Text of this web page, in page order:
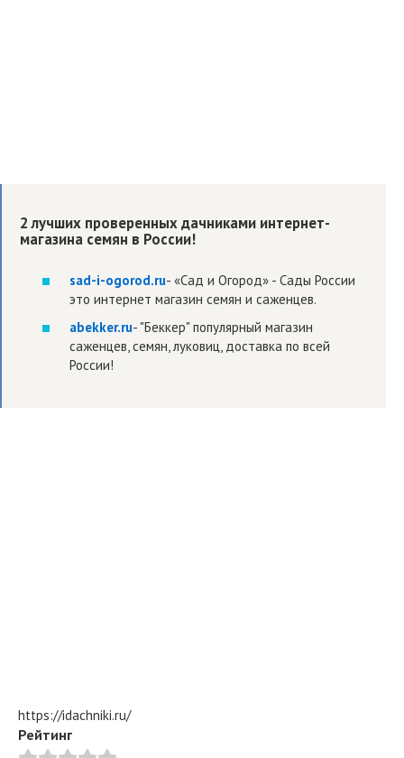
2 лучших проверенных дачниками интернет-
магазина семян в России!
sad-i-ogorod.ru- «Сад и Огород» - Сады России
это интернет магазин семян и саженцев.
abekker.ru- "Беккер" популярный магазин
саженцев, семян, луковиц, доставка по всей
России!
https://idachniki.ru/
Рейтинг